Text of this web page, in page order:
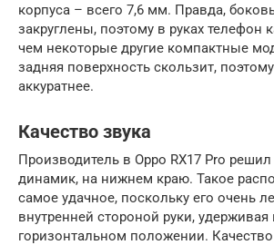
корпуса – всего 7,6 мм. Правда,
закруглены, поэтому в руках телефон
чем некоторые другие компактные
задняя поверхность скользит,
аккуратнее.
Качество звука
Производитель в Oppo RX17 Pro
динамик, на нижнем краю. Такое
самое удачное, поскольку его очень
внутренней стороной руки, удерживая
горизонтальном положении.